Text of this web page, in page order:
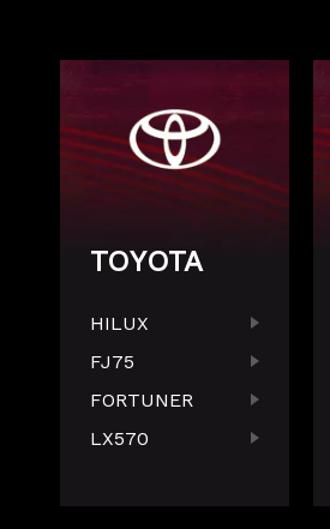
TOYOTA
HILUX
FJ75
FORTUNER
LX570